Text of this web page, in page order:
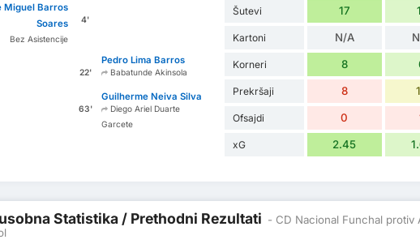
Miguel Barros
Soares
Bez Asistencije
4'
22'
Pedro Lima Barros
Babatunde Akinsola
63'
Guilherme Neiva Silva
Diego Ariel Duarte
Garcete
Šutevi 17
Kartoni N/A
Korneri 8
Prekršaji 8
Ofsajdi 0
xG 2.45
Statistika / Prethodni Rezultati - CD Nacional Funchal protiv